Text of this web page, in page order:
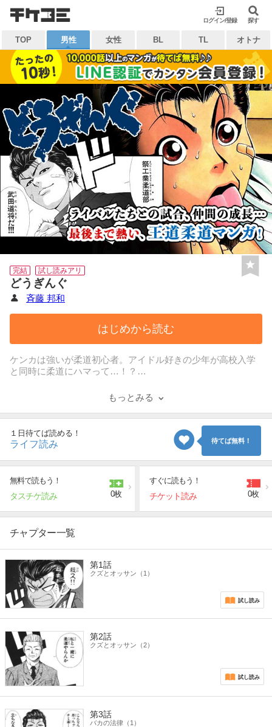
ログイン/登録 探す
TOP 男性 女性 BL TL オトナ
完結 試し読みアリ
どうぎんぐ
斉藤 邦和
はじめから読む
ケンカは強いが柔道初心者。アイドル好きの少年が高校入学
と同時に柔道にハマって…！？
もっとみる
１日待てば読める！
ライフ読み 待てば無料！
無料で読もう！
タスチケ読み 0枚
すぐに読もう！
チケット読み 0枚
チャプター一覧
第1話
クズとオッサン（1）
試し読み
第2話
クズとオッサン（2）
試し読み
第3話
バカの法律（1）
検索
閉じる
キーワードから探す
ジャンル タグ
作家 作品
雑誌 出版社
マイ本棚から探す
最近読んだ作品 お気に入り